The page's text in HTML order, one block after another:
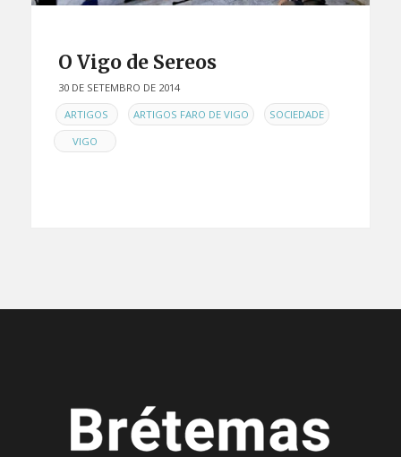
O Vigo de Sereos
30 DE SETEMBRO DE 2014
EN ARTIGOS , ARTIGOS FARO DE VIGO , SOCIEDADE ,
VIGO